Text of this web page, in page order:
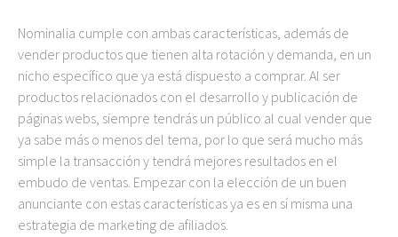
Nominalia cumple con ambas características, además de
vender productos que tienen alta rotación y demanda, en un
nicho específico que ya está dispuesto a comprar. Al ser
productos relacionados con el desarrollo y publicación de
páginas webs, siempre tendrás un público al cual vender que
ya sabe más o menos del tema, por lo que será mucho más
simple la transacción y tendrá mejores resultados en el
embudo de ventas. Empezar con la elección de un buen
anunciante con estas características ya es en sí misma una
estrategia de marketing de afiliados.